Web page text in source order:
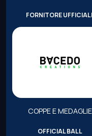
FORNITORE
COPPE E MEDAGLIE
OFFICIAL BALL